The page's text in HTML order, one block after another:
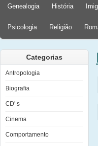
Genealogia História
Psicologia Religião
Categorias
Antropologia
Biografia
CD' s
Cinema
Comportamento